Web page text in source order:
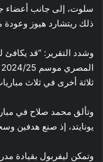
سلوت، إلى جانب أعضاء
ذلك ريتشارد هيوز وعودة
وشدد التقرير: “قد يكافئ
ثلاثة أخرى في ثلاث
وتألق محمد صلاح في
يونايتد، إذ صنع هدفين
وتمكن ليفربول بقيادة